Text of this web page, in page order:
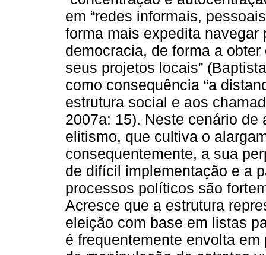
em “redes informais,
forma mais expedita
democracia, de forma a
seus projetos locais”
como consequência “a
estrutura social e aos
2007a: 15). Neste cenário
elitismo, que cultiva o
consequentemente, a sua
de difícil implementação e a
processos políticos são
Acresce que a estrutura
eleição com base em listas
é frequentemente envolta